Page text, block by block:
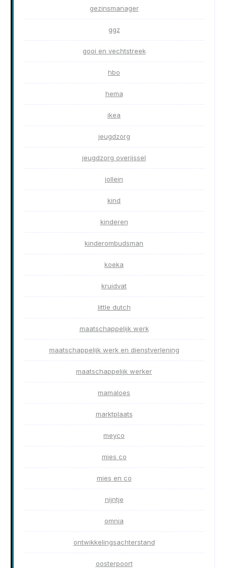
gezinsmanager
ggz
gooi en vechtstreek
hbo
hema
ikea
jeugdzorg
jeugdzorg overijssel
jollein
kind
kinderen
kinderombudsman
koeka
kruidvat
little dutch
maatschappelijk werk
maatschappelijk werk en dienstverlening
maatschappelijk werker
mamaloes
marktplaats
meyco
mies co
mies en co
nijntje
omnia
ontwikkelingsachterstand
oosterpoort